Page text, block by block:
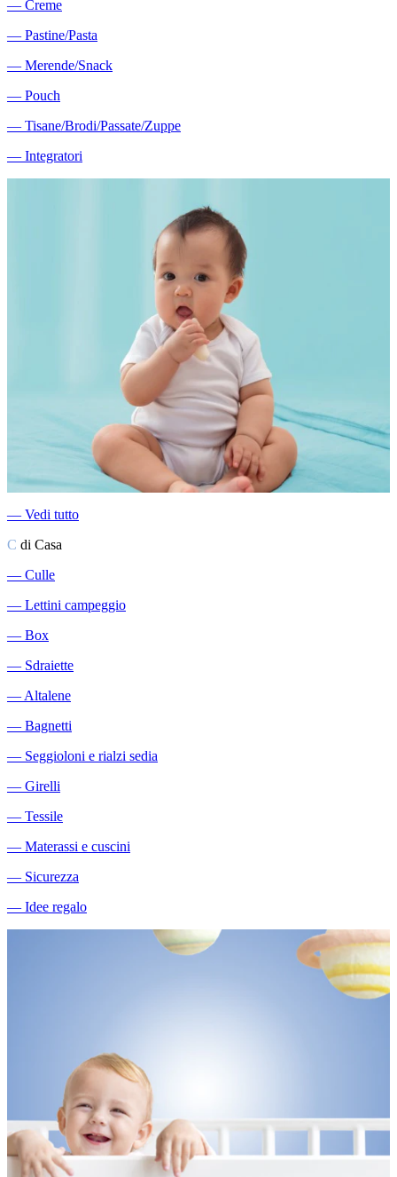
― Creme
― Pastine/Pasta
― Merende/Snack
― Pouch
― Tisane/Brodi/Passate/Zuppe
― Integratori
― Vedi tutto
C di Casa
― Culle
― Lettini campeggio
― Box
― Sdraiette
―Altalene
― Bagnetti
― Seggioloni e rialzi sedia
― Girelli
― Tessile
― Materassi e cuscini
― Sicurezza
― Idee regalo